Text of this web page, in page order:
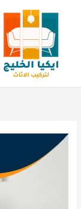
المحتوى